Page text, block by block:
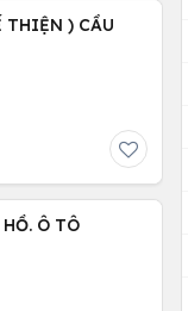
THIỆN ) CẦU
Ô TÔ